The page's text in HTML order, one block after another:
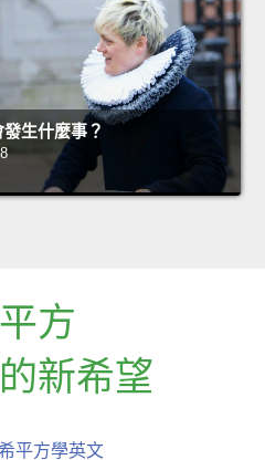
生什麼事？
方
新希望
平方學英文